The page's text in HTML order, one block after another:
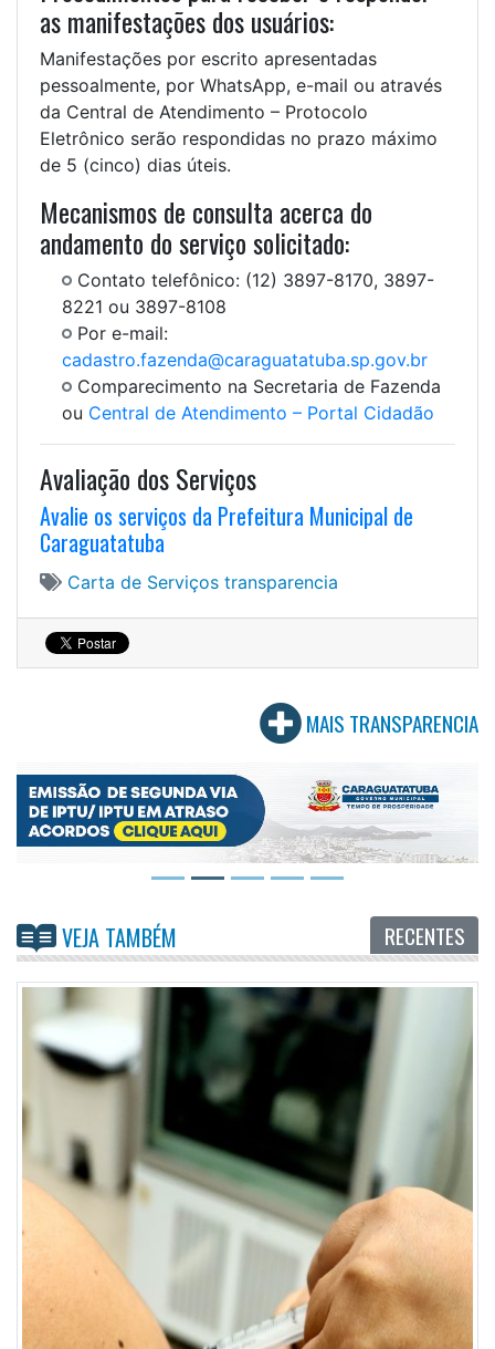
as manifestações dos usuários:
Manifestações por escrito apresentadas
pessoalmente, por WhatsApp, e-mail ou através
da Central de Atendimento – Protocolo
Eletrônico serão respondidas no prazo máximo
de 5 (cinco) dias úteis.
Mecanismos de consulta acerca do
andamento do serviço solicitado:
Contato telefônico: (12) 3897-8170, 3897-
8221 ou 3897-8108
Por e-mail:
cadastro.fazenda@caraguatatuba.sp.gov.br
Comparecimento na Secretaria de Fazenda
ou Central de Atendimento – Portal Cidadão
Avaliação dos Serviços
Avalie os serviços da Prefeitura Municipal de
Caraguatatuba
Carta de Serviços transparencia
MAIS TRANSPARENCIA
VEJA TAMBÉM RECENTES